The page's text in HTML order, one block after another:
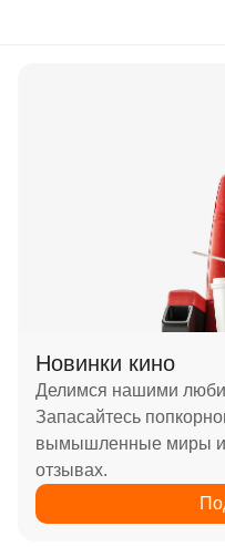
Новинки кино
Делимся нашими
Запасайтесь
вымышленные миры и
отзывах.